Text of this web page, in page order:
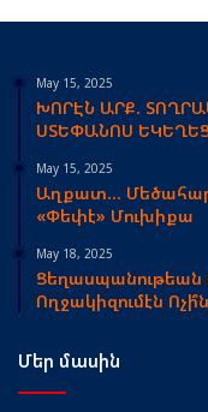
May 15, 2025
ԽՈՐԷՆ ԱՐՔ.
ՍՏԵՓԱՆՈՍ
May 15, 2025
Աղքատ…
«Փեփէ» Մուխիքա
May 18, 2025
Ցեղասպանութեան
Ողջակիզումէն
Մեր մասին